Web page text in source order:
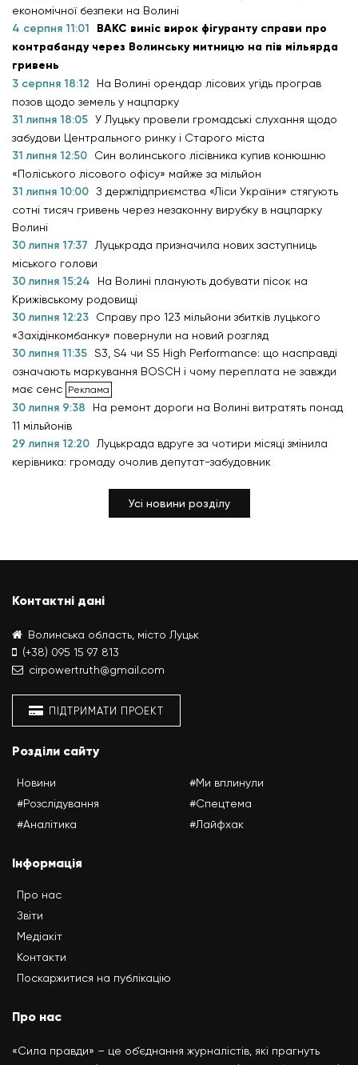
економічної безпеки на Волині
4 серпня 11:01
ВАКС виніс вирок фігуранту справи про
контрабанду через Волинську митницю на пів мільярда
гривень
3 серпня 18:12
На Волині орендар лісових угідь програв
позов щодо земель у нацпарку
31 липня 18:05 У Луцьку провели громадські слухання щодо
забудови Центрального ринку і Старого міста
31 липня 12:50
Син волинського лісівника купив конюшню
«Поліського лісового офісу» майже за мільйон
31 липня 10:00 З держпідприємства «Ліси України» стягують
сотні тисяч гривень через незаконну вирубку в нацпарку
Волині
30 липня 17:37
Луцькрада призначила нових заступниць
міського голови
30 липня 15:24
На Волині планують добувати пісок на
Крижівському родовищі
30 липня 12:23
Справу про 123 мільйони збитків луцького
«Західінкомбанку» повернули на новий розгляд
30 липня 11:35 S3, S4 чи S5 High Performance: що насправді
означають маркування BOSCH і чому переплата не завжди
має сенс
30 липня 9:38
На ремонт дороги на Волині витратять понад
11 мільйонів
29 липня 12:20
Луцькрада вдруге за чотири місяці змінила
керівника: громаду очолив депутат-забудовник
Усі новини розділу
Контактні дані
Волинська область, місто Луцьк
(+38) 095 15 97 813
cirpowertruth@gmail.com
ПІДТРИМАТИ ПРОЕКТ
Розділи сайту
Новини
#Розслідування
#Аналітика
#Ми вплинули
#Спецтема
#Лайфхак
Інформація
Про нас
Звіти
Медіакіт
Контакти
Поскаржитися на публікацію
Про нас
«Сила правди» – це об’єднання журналістів, які прагнуть